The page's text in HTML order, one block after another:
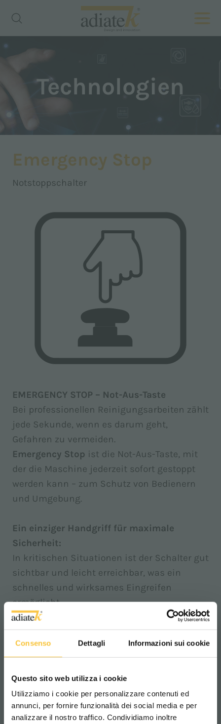
Consenso Dettagli Informazioni sui cookie
Questo sito web utilizza i cookie
Utilizziamo i cookie per personalizzare contenuti ed
annunci, per fornire funzionalità dei social media e per
analizzare il nostro traffico. Condividiamo inoltre
Technologien
Emergency Stop
Notstoppschalter
EMERGENCY STOP – Not-Aus-Taste
Bei professionellen Reinigungsarbeiten zählt
jede Sekunde, wenn es darum geht,
Gefahren zu vermeiden.
Emergency Stop ist die Not-Aus-Taste, mit
der die Maschine jederzeit sofort gestoppt
werden kann – zum Schutz von Bedienern
und Umgebung.
Ein einziger Handgriff für maximale
Sicherheit:
In kritischen Situationen ist der Schalter gut
sichtbar und leicht erreichbar, was ein
schnelles und wirksames Eingreifen
ermöglicht.
Wie funktioniert es?
Maschinenfunktionen, sobald die Taste
manuelles Zurücksetzen möglich.
Was garantiert es?